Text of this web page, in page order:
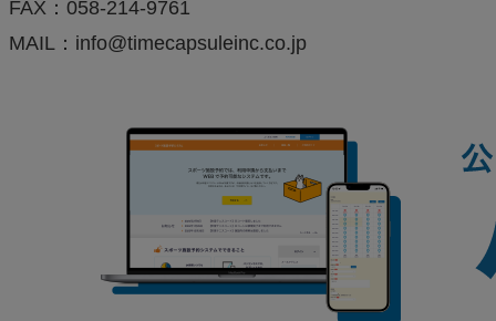
FAX：058-214-9761
MAIL：info@timecapsuleinc.co.jp